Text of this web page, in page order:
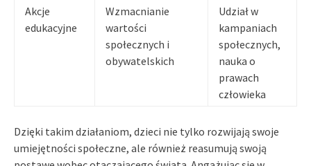
Akcje
edukacyjne
Wzmacnianie
wartości
społecznych i
obywatelskich
Udział w
kampaniach
społecznych,
nauka o
prawach
człowieka
Dzięki takim działaniom, dzieci nie tylko rozwijają swoje
umiejętności społeczne, ale również reasumują swoją